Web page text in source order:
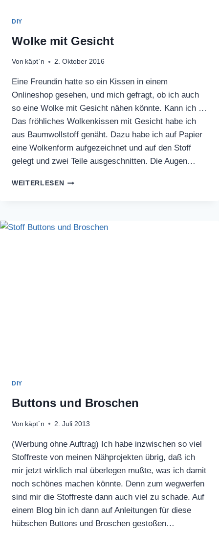
DIY
Wolke mit Gesicht
Von käpt`n 2. Oktober 2016
Eine Freundin hatte so ein Kissen in einem
Onlineshop gesehen, und mich gefragt, ob ich auch
so eine Wolke mit Gesicht nähen könnte. Kann ich …
Das fröhliches Wolkenkissen mit Gesicht habe ich
aus Baumwollstoff genäht. Dazu habe ich auf Papier
eine Wolkenform aufgezeichnet und auf den Stoff
gelegt und zwei Teile ausgeschnitten. Die Augen…
WEITERLESENWOLKE
DIY
Buttons und Broschen
Von käpt`n 2. Juli 2013
(Werbung ohne Auftrag) Ich habe inzwischen so viel
Stoffreste von meinen Nähprojekten übrig, daß ich
mir jetzt wirklich mal überlegen mußte, was ich damit
noch schönes machen könnte. Denn zum wegwerfen
sind mir die Stoffreste dann auch viel zu schade. Auf
einem Blog bin ich dann auf Anleitungen für diese
hübschen Buttons und Broschen gestoßen…